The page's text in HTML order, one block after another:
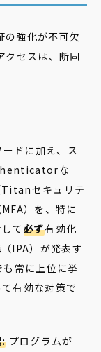
の強化が不可欠
クセスは、断固
ードに加え、ス
な
Titanセキュリテ
）を、特に
て 必ず有効化
IPA）が発表す
も常に上位に挙
有効な対策で
: プログラムが